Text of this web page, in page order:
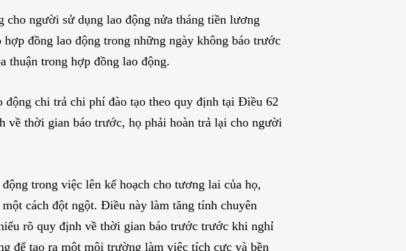
người sử dụng lao động nửa tháng tiền lương
đồng lao động trong những ngày không báo trước
thuận trong hợp đồng lao động.
chi trả chi phí đào tạo theo quy định tại Điều 62
về thời gian báo trước, họ phải hoàn trả lại cho người
trong việc lên kế hoạch cho tương lai của họ,
cách đột ngột. Điều này làm tăng tính chuyên
rõ quy định về thời gian báo trước trước khi nghỉ
để tạo ra một môi trường làm việc tích cực và bền